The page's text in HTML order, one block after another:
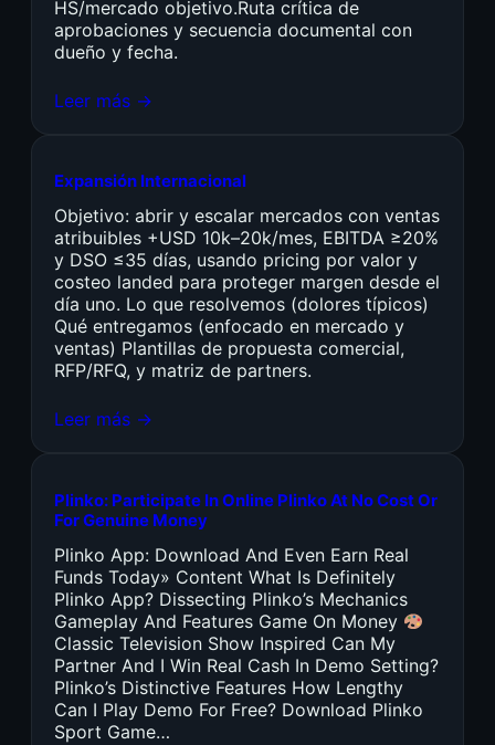
HS/mercado objetivo.Ruta crítica de
aprobaciones y secuencia documental con
dueño y fecha.
Leer más →
Expansión Internacional
Objetivo: abrir y escalar mercados con ventas
atribuibles +USD 10k–20k/mes, EBITDA ≥20%
y DSO ≤35 días, usando pricing por valor y
costeo landed para proteger margen desde el
día uno. Lo que resolvemos (dolores típicos)
Qué entregamos (enfocado en mercado y
ventas) Plantillas de propuesta comercial,
RFP/RFQ, y matriz de partners.
Leer más →
Plinko: Participate In Online Plinko At No Cost Or
For Genuine Money
Plinko App: Download And Even Earn Real
Funds Today» Content What Is Definitely
Plinko App? Dissecting Plinko’s Mechanics
Gameplay And Features Game On Money
Classic Television Show Inspired Can My
Partner And I Win Real Cash In Demo Setting?
Plinko’s Distinctive Features How Lengthy
Can I Play Demo For Free? Download Plinko
Sport Game…